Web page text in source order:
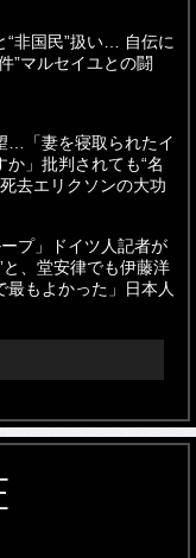
“非国民”扱い… 自伝に
”マルセイユとの闘
…「妻を寝取られたイ
か」批判されても“名
去エリクソンの大功
プ」ドイツ人記者が
と、堂安律でも伊藤洋
もよかった」日本人